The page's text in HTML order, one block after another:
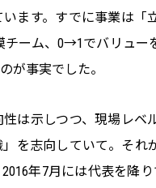
ます。すでに事業は「
チーム、0→1でバリュー
が事実でした。
は示しつつ、現場レベ
を志向していて。それ
年7月には代表を降り